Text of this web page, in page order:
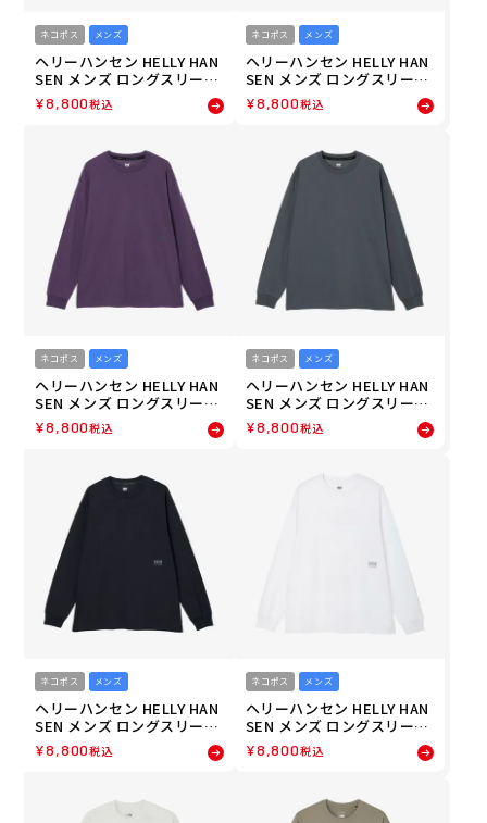
ネコポス メンズ
ヘリーハンセン HELLY HAN
SEN メンズ ロングスリーブ
セブンロゴズティー 長袖 ロ
ンT HME32661-K 26FW 秋
¥8,800税込
ネコポス メンズ
ヘリーハンセン HELLY HAN
SEN メンズ ロングスリーブ
セブンロゴズティー 長袖 ロ
ンT HME32661-CW 26FW
¥8,800税込
ネコポス メンズ
ヘリーハンセン HELLY HAN
SEN メンズ ロングスリーブ
バーチカルビッグロゴティ
ー 長袖 ロンT HME32660-N
¥8,800税込
ネコポス メンズ
ヘリーハンセン HELLY HAN
SEN メンズ ロングスリーブ
バーチカルビッグロゴティ
ー 長袖 ロンT HME32660-K
¥8,800税込
ネコポス メンズ
ヘリーハンセン HELLY HAN
SEN メンズ ロングスリーブ
バーチカルビッグロゴティ
ー 長袖 ロンT HME32660-K
¥8,800税込
ネコポス メンズ
ヘリーハンセン HELLY HAN
SEN メンズ ロングスリーブ
バーチカルビッグロゴティ
ー 長袖 ロンT HME32660-C
¥8,800税込